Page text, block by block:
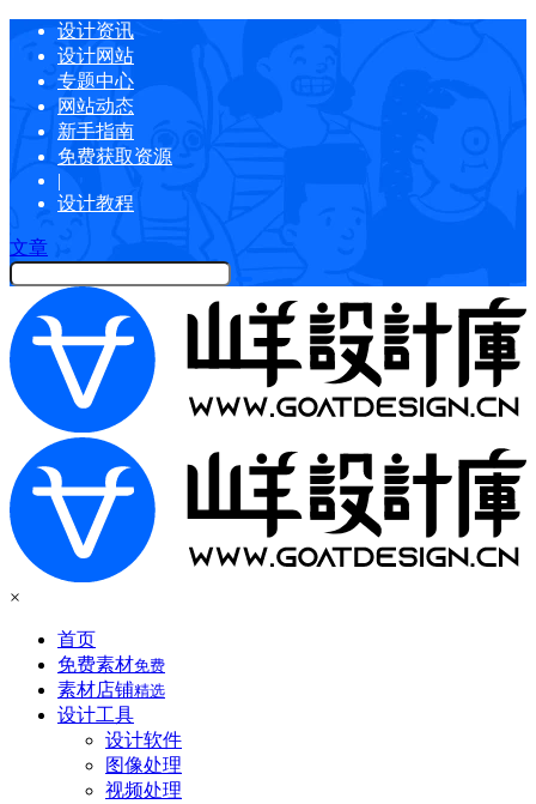
设计资讯
设计网站
专题中心
网站动态
新手指南
免费获取资源
|
设计教程
文章
×
首页
免费素材免费
素材店铺精选
设计工具
设计软件
图像处理
视频处理